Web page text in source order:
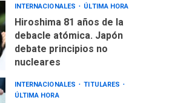
INTERNACIONALES ÚLTIMA HORA
Hiroshima 81 años de la
debacle atómica. Japón
debate principios no
nucleares
INTERNACIONALES
TITULARES
ÚLTIMA HORA